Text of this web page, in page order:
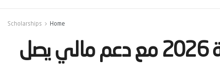
Home
Scholarships
‫منحة الدراسة في هولندا لسنة 2026 مع دعم مالي يصل